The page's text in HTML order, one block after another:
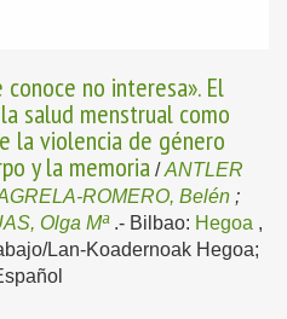
conoce no interesa». El
salud menstrual como
la violencia de género
y la memoria /ANTLER
ROMERO, Belén ;
Olga Mª .- Bilbao: Hegoa ,
Lan-Koadernoak Hegoa;